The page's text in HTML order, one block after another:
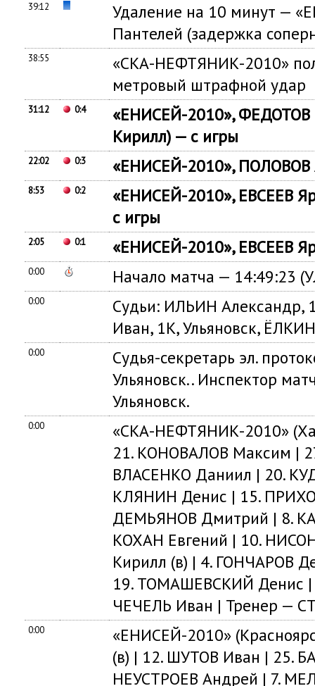
39:12
Удаление на 10 минут —
Пантелей (задержка
38:55
«СКА-НЕФТЯНИК-2010»
метровый штрафной удар
31:12 0:4
«ЕНИСЕЙ-2010», ФЕДОТОВ
Кирилл) — с игры
22:02 0:3 «ЕНИСЕЙ-2010», ПОЛОВОВ
8:53 0:2
«ЕНИСЕЙ-2010», ЕВСЕЕВ
с игры
2:05 0:1 «ЕНИСЕЙ-2010», ЕВСЕЕВ
0:00 Начало матча — 14:49:23
0:00
Судьи: ИЛЬИН Александр,
Иван, 1К, Ульяновск,
0:00
Судья-секретарь эл.
Ульяновск.. Инспектор
Ульяновск.
0:00
«СКА-НЕФТЯНИК-2010»
21. КОНОВАЛОВ Максим |
ВЛАСЕНКО Даниил | 20.
КЛЯНИН Денис | 15.
ДЕМЬЯНОВ Дмитрий | 8.
КОХАН Евгений | 10.
Кирилл (в) | 4. ГОНЧАРОВ
19. ТОМАШЕВСКИЙ Денис
ЧЕЧЕЛЬ Иван | Тренер —
0:00
«ЕНИСЕЙ-2010»
(в) | 12. ШУТОВ Иван | 25.
НЕУСТРОЕВ Андрей | 7.